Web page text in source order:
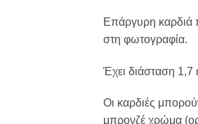
Επάργυρη καρδιά
στη φωτογραφία.
Έχει διάσταση 1,7
Οι καρδιές
μπρονζέ χρώμα